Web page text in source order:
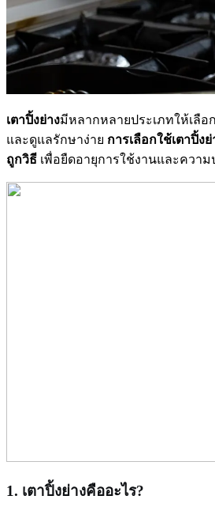
เตาปิ้งย่างมีหลากหลายประเภทให้เลื
และดูแลรักษาง่าย การเลือกใช้เตาปิ้งย่
ถูกวิธี เพื่อยืดอายุการใช้งานและควา
1. เตาปิ้งย่างคืออะไร?